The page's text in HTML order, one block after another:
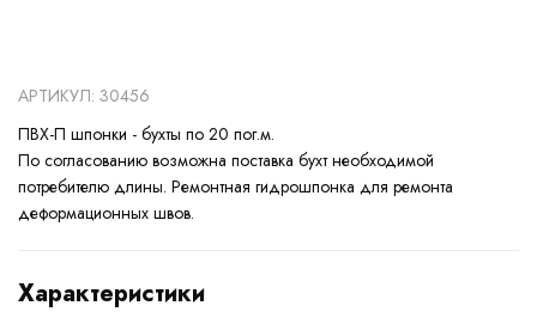
АРТИКУЛ: 30456
ПВХ-П шпонки - бухты по 20 пог.м.
По согласованию возможна поставка бухт необходимой
потребителю длины. Ремонтная гидрошпонка для ремонта
деформационных швов.
Характеристики